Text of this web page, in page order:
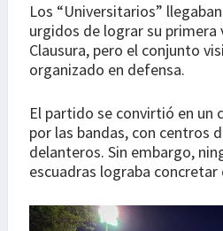
Los “Universitarios”
urgidos de lograr su primera
Clausura, pero el conjunto
organizado en defensa.
El partido se convirtió en un
por las bandas, con centros
delanteros. Sin embargo,
escuadras lograba concretar